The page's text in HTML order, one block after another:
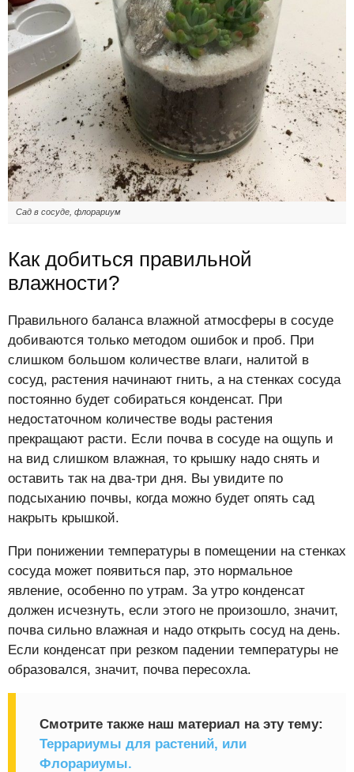
Сад в сосуде, флорариум
Как добиться правильной
влажности?
Правильного баланса влажной атмосферы в сосуде
добиваются только методом ошибок и проб. При
слишком большом количестве влаги, налитой в
сосуд, растения начинают гнить, а на стенках сосуда
постоянно будет собираться конденсат. При
недостаточном количестве воды растения
прекращают расти. Если почва в сосуде на ощупь и
на вид слишком влажная, то крышку надо снять и
оставить так на два-три дня. Вы увидите по
подсыханию почвы, когда можно будет опять сад
накрыть крышкой.
При понижении температуры в помещении на стенках
сосуда может появиться пар, это нормальное
явление, особенно по утрам. За утро конденсат
должен исчезнуть, если этого не произошло, значит,
почва сильно влажная и надо открыть сосуд на день.
Если конденсат при резком падении температуры не
образовался, значит, почва пересохла.
Смотрите также наш материал на эту тему:
Террариумы для растений, или
Флорариумы.